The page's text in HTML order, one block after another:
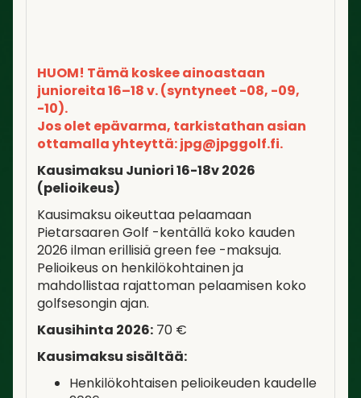
HUOM! Tämä koskee ainoastaan
junioreita 16–18 v. (syntyneet -08, -09,
-10).
Jos olet epävarma, tarkistathan asian
ottamalla yhteyttä: jpg@jpggolf.fi.
Kausimaksu Juniori 16-18v 2026
(pelioikeus)
Kausimaksu oikeuttaa pelaamaan
Pietarsaaren Golf -kentällä koko kauden
2026 ilman erillisiä green fee -maksuja.
Pelioikeus on henkilökohtainen ja
mahdollistaa rajattoman pelaamisen koko
golfsesongin ajan.
Kausihinta 2026: 70 €
Kausimaksu sisältää:
Henkilökohtaisen pelioikeuden kaudelle